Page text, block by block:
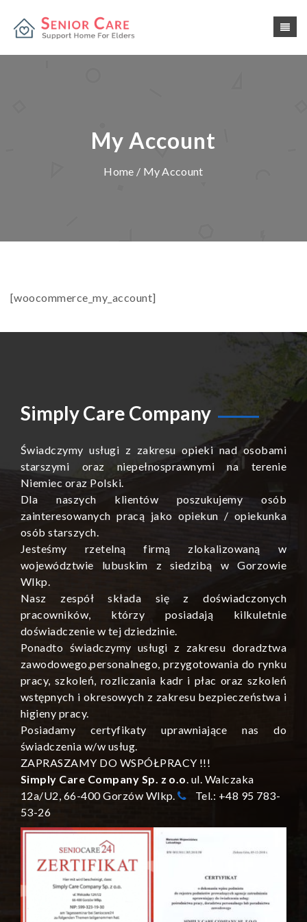
My Account
Home / My Account
[woocommerce_my_account]
Simply Care Company
Świadczymy usługi z zakresu opieki nad osobami
starszymi oraz niepełnosprawnymi na terenie
Niemiec oraz Polski.
Dla naszych klientów poszukujemy osób
zainteresowanych pracą jako opiekun / opiekunka
osób starszych.
Jesteśmy rzetelną firmą zlokalizowaną w
województwie lubuskim z siedzibą w Gorzowie
Wlkp.
Nasz zespół składa się z doświadczonych
pracowników, którzy posiadają kilkuletnie
doświadczenie w tej dziedzinie.
Ponadto świadczymy usługi z zakresu doradztwa
zawodowego,personalnego, przygotowania do rynku
pracy, szkoleń, rozliczania kadr i płac oraz szkoleń
wstępnych i okresowych z zakresu bezpieczeństwa i
higieny pracy.
Posiadamy certyfikaty uprawniające nas do
świadczenia w/w usług.
ZAPRASZAMY DO WSPÓŁPRACY !!!
Simply Care Company Sp. z o.o. ul. Walczaka
12a/U2, 66-400 Gorzów Wlkp.
Tel.: +48 95 783-
53-26